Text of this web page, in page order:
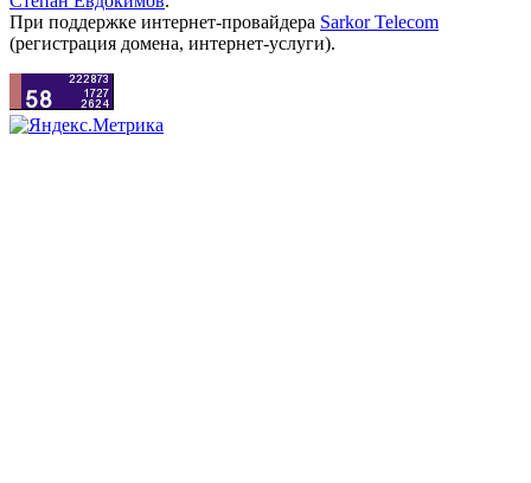
При поддержке интернет-провайдера Sarkor Telecom
(регистрация домена, интернет-услуги).